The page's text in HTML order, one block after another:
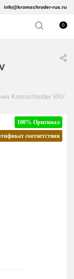
info@kromschroder-rus.ru
0
Kromschroder VAV
100% Оригинал
соответствия